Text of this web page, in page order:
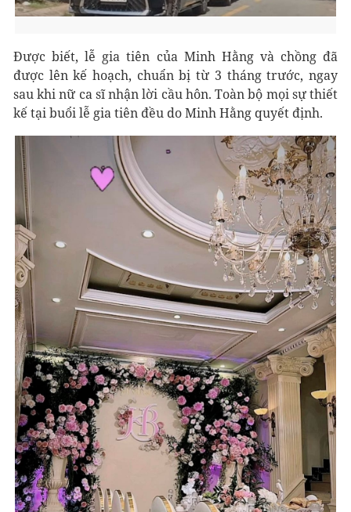
Được biết, lễ gia tiên của Minh Hằng và chồng đã
được lên kế hoạch, chuẩn bị từ 3 tháng trước, ngay
sau khi nữ ca sĩ nhận lời cầu hôn. Toàn bộ mọi sự thiết
kế tại buổi lễ gia tiên đều do Minh Hằng quyết định.